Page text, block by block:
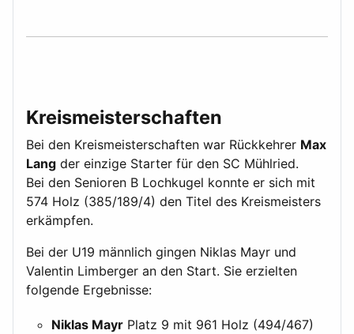
Kreismeisterschaften
Bei den Kreismeisterschaften war Rückkehrer Max
Lang der einzige Starter für den SC Mühlried.
Bei den Senioren B Lochkugel konnte er sich mit
574 Holz (385/189/4) den Titel des Kreismeisters
erkämpfen.
Bei der U19 männlich gingen Niklas Mayr und
Valentin Limberger an den Start. Sie erzielten
folgende Ergebnisse:
Niklas Mayr Platz 9 mit 961 Holz (494/467)